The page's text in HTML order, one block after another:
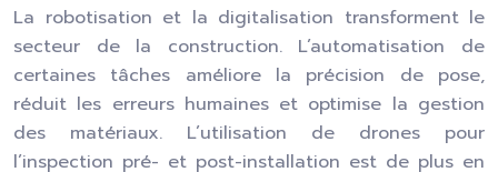
La robotisation et la digitalisation transforment le
secteur de la construction. L’automatisation de
certaines tâches améliore la précision de pose,
réduit les erreurs humaines et optimise la gestion
des matériaux. L’utilisation de drones pour
l’inspection pré- et post-installation est de plus en